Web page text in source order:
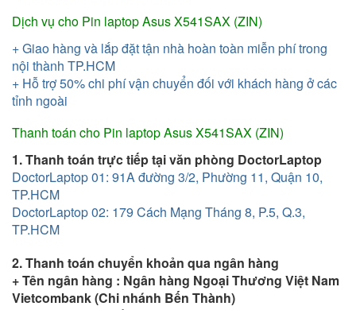
Dịch vụ cho Pin laptop Asus X541SAX (ZIN)
+ Giao hàng và lắp đặt tận nhà hoàn toàn miễn phí trong
nội thành TP.HCM
+ Hỗ trợ 50% chi phí vận chuyển đối với khách hàng ở các
tỉnh ngoài
Thanh toán cho Pin laptop Asus X541SAX (ZIN)
1. Thanh toán trực tiếp tại văn phòng DoctorLaptop
DoctorLaptop 01: 91A đường 3/2, Phường 11, Quận 10,
TP.HCM
DoctorLaptop 02: 179 Cách Mạng Tháng 8, P.5, Q.3,
TP.HCM
2. Thanh toán chuyển khoản qua ngân hàng
+ Tên ngân hàng : Ngân hàng Ngoại Thương Việt Nam
Vietcombank (Chi nhánh Bến Thành)